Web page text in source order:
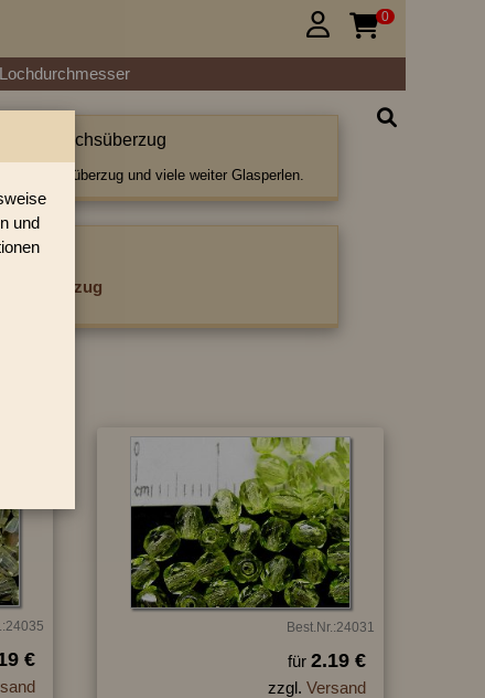
 0
Lochdurchmesser
mit Wachsüberzug
Wachsüberzug und viele weiter Glasperlen.
€
Best.Nr.:24031
für 2.19 €
zzgl. Versand
und